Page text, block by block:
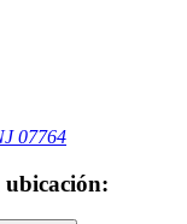
07764
ubicación: